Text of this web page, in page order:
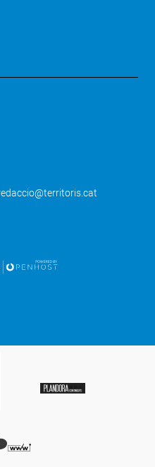
de Teatre Còmic
Garrigues visita aquest
Vinaixa i Juncosa